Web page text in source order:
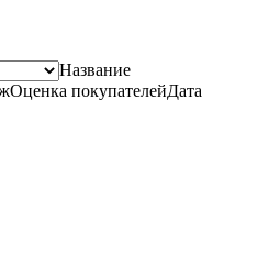
Название
Оценка покупателейДата